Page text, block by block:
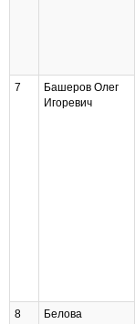
7
Башеров Олег
Игоревич
8
Белова